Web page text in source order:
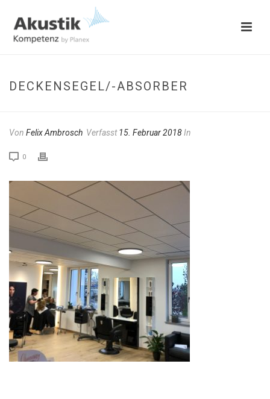
DECKENSEGEL/-ABSORBER
Von Felix Ambrosch Verfasst15. Februar 2018In
0